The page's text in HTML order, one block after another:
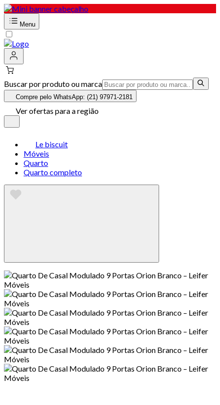
Menu
Buscar por produto ou marca
Compre pelo WhatsApp: (21) 97971-2181
Ver ofertas para a região
Le biscuit
Móveis
Quarto
Quarto completo